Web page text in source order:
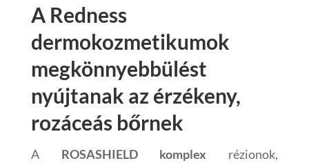
A Redness
dermokozmetikumok
megkönnyebbülést
nyújtanak az érzékeny,
rozáceás bőrnek
A ROSASHIELD komplex rézionok,